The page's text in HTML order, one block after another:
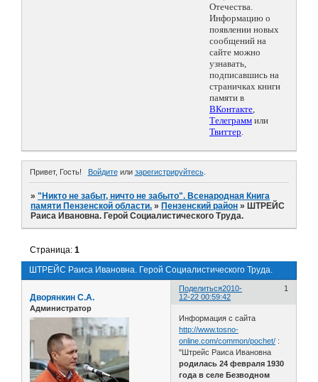
Отечества.
Информацию о
появлении новых
сообщений на
сайте можно
узнавать,
подписавшись на
страничках книги
памяти в
ВКонтакте,
Телеграмм или
Твиттер.
Привет, Гость! Войдитеили зарегистрируйтесь.
»"Никто не забыт, ничто не забыто". Всенародная Книга
памяти Пензенской области. » Пензенский район » ШТРЕЙС
Раиса Ивановна. Герой Социалистического Труда.
ШТРЕЙС Раиса Ивановна. Герой Социалистического Труда.
Страница:1
Поделиться 1
2010-
12-22 00:59:42
Дворянкин С.А.
Администратор
Информация с сайта
http://www.tosno-
online.com/common/pochet/ :
"Штрейс Раиса Ивановна
родилась 24 февраля 1930
года в селе Безводном